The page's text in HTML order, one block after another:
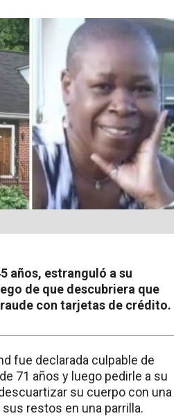
años, estranguló a su
de que descubriera que
con tarjetas de crédito.
fue declarada culpable de
71 años y luego pedirle a su
su cuerpo con una
restos en una parrilla.